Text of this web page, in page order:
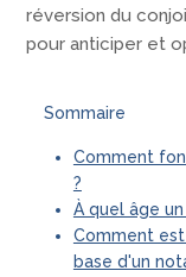
réversion du
pour anticiper et
Sommaire
Comment
?
À quel âge
Comment
base d'un